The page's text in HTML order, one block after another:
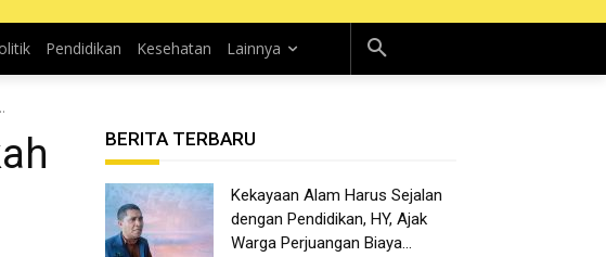
Pendidikan Kesehatan Lainnya
BERITA TERBARU
Kekayaan Alam Harus Sejalan
dengan Pendidikan, HY, Ajak
Warga Perjuangan Biaya...